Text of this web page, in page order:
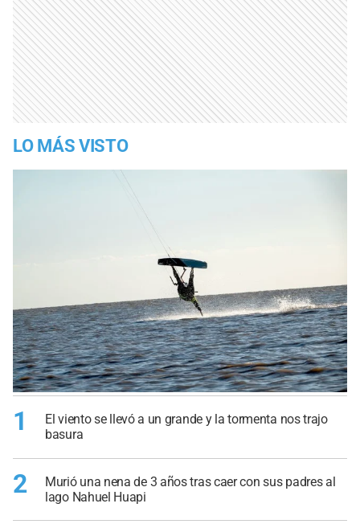
LO MÁS VISTO
1
El viento se llevó a un grande y la tormenta nos trajo
basura
2
Murió una nena de 3 años tras caer con sus padres al
lago Nahuel Huapi